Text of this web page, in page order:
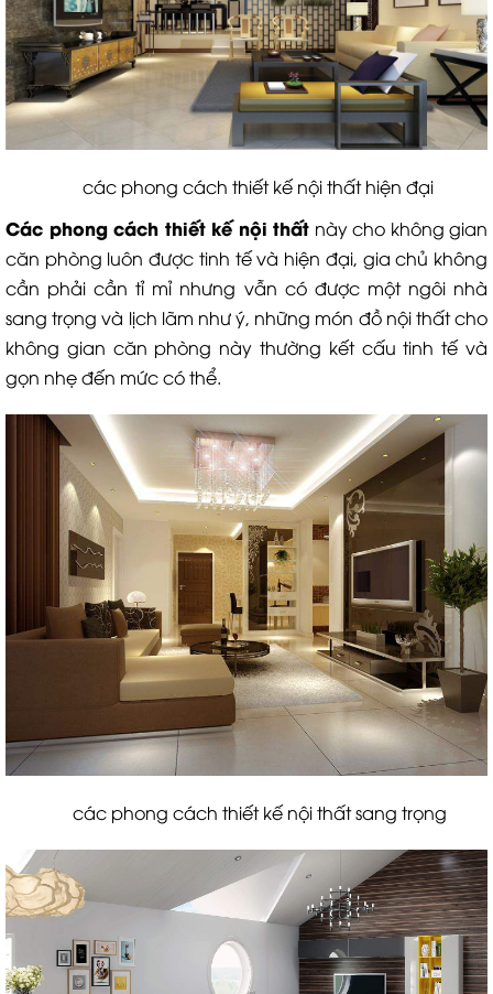
các phong cách thiết kế nội thất hiện đại
Các phong cách thiết kế nội thất này cho không gian
căn phòng luôn được tinh tế và hiện đại, gia chủ không
cần phải cần tỉ mỉ nhưng vẫn có được một ngôi nhà
sang trọng và lịch lãm như ý, những món đồ nội thất cho
không gian căn phòng này thường kết cấu tinh tế và
gọn nhẹ đến mức có thể.
các phong cách thiết kế nội thất sang trọng